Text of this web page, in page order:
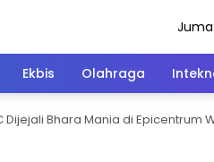
Ekbis Olahraga
Bhara Mania di Epicentrum